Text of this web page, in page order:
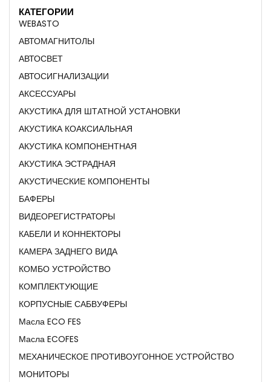
КАТЕГОРИИ
WEBASTO
АВТОМАГНИТОЛЫ
АВТОСВЕТ
АВТОСИГНАЛИЗАЦИИ
АКСЕССУАРЫ
АКУСТИКА ДЛЯ ШТАТНОЙ УСТАНОВКИ
АКУСТИКА КОАКСИАЛЬНАЯ
АКУСТИКА КОМПОНЕНТНАЯ
АКУСТИКА ЭСТРАДНАЯ
АКУСТИЧЕСКИЕ КОМПОНЕНТЫ
БАФЕРЫ
ВИДЕОРЕГИСТРАТОРЫ
КАБЕЛИ И КОННЕКТОРЫ
КАМЕРА ЗАДНЕГО ВИДА
КОМБО УСТРОЙСТВО
КОМПЛЕКТУЮЩИЕ
КОРПУСНЫЕ САБВУФЕРЫ
Масла ECO FES
Масла ECOFES
МЕХАНИЧЕСКОЕ ПРОТИВОУГОННОЕ УСТРОЙСТВО
МОНИТОРЫ